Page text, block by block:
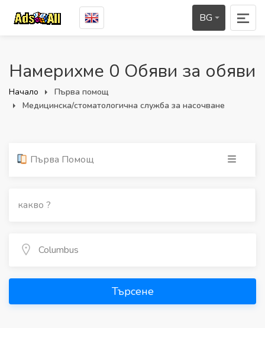
BG
Намерихме 0 Обяви за обяви
Начало
Първа помощ
Медицинска/стоматологична служба за насочване
Първа Помощ
Търсене